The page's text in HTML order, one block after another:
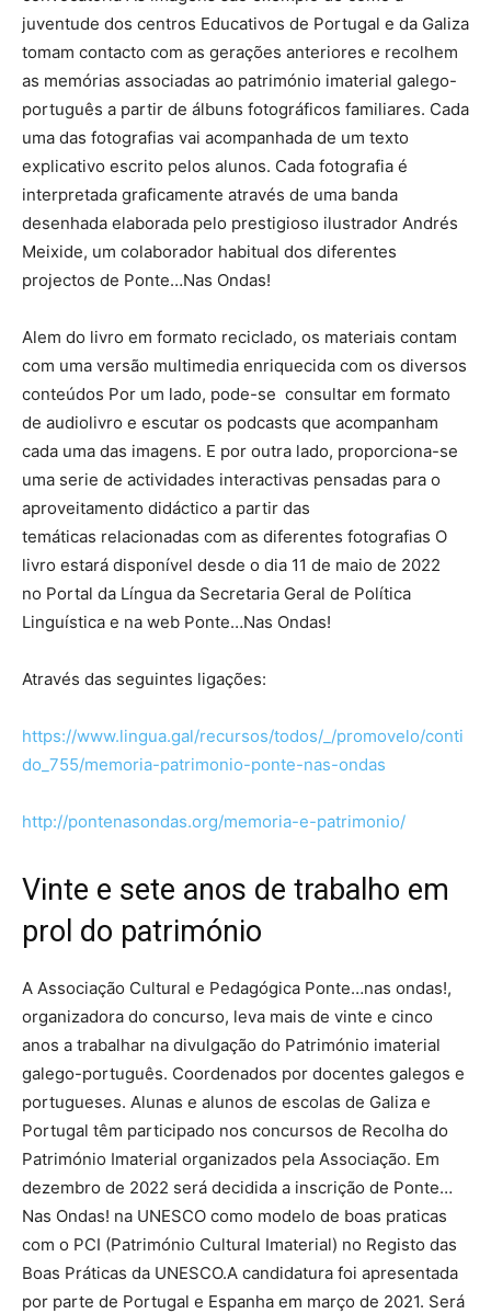
juventude dos centros Educativos de Portugal e da Galiza
tomam contacto com as gerações anteriores e recolhem
as memórias associadas ao património imaterial galego-
português a partir de álbuns fotográficos familiares. Cada
uma das fotografias vai acompanhada de um texto
explicativo escrito pelos alunos. Cada fotografia é
interpretada graficamente através de uma banda
desenhada elaborada pelo prestigioso ilustrador Andrés
Meixide, um colaborador habitual dos diferentes
projectos de Ponte…Nas Ondas!
Alem do livro em formato reciclado, os materiais contam
com uma versão multimedia enriquecida com os diversos
conteúdos Por um lado, pode-se consultar em formato
de audiolivro e escutar os podcasts que acompanham
cada uma das imagens. E por outra lado, proporciona-se
uma serie de actividades interactivas pensadas para o
aproveitamento didáctico a partir das
temáticas relacionadas com as diferentes fotografias O
livro estará disponível desde o dia 11 de maio de 2022
no Portal da Língua da Secretaria Geral de Política
Linguística e na web Ponte…Nas Ondas!
Através das seguintes ligações:
https://www.lingua.gal/recursos/todos/_/promovelo/conti
do_755/memoria-patrimonio-ponte-nas-ondas
http://pontenasondas.org/memoria-e-patrimonio/
Vinte e sete anos de trabalho em
prol do património
A Associação Cultural e Pedagógica Ponte…nas ondas!,
organizadora do concurso, leva mais de vinte e cinco
anos a trabalhar na divulgação do Património imaterial
galego-português. Coordenados por docentes galegos e
portugueses. Alunas e alunos de escolas de Galiza e
Portugal têm participado nos concursos de Recolha do
Património Imaterial organizados pela Associação. Em
dezembro de 2022 será decidida a inscrição de Ponte…
Nas Ondas! na UNESCO como modelo de boas praticas
com o PCI (Património Cultural Imaterial) no Registo das
Boas Práticas da UNESCO.A candidatura foi apresentada
por parte de Portugal e Espanha em março de 2021. Será